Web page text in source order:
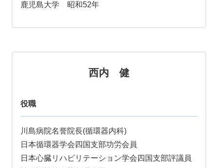
鹿児島大学 昭和52年
西内 健
役職
川島病院名誉院長(循環器内科)
日本循環器学会四国支部功労会員
日本心臓リハビリテーション学会四国支部評議員